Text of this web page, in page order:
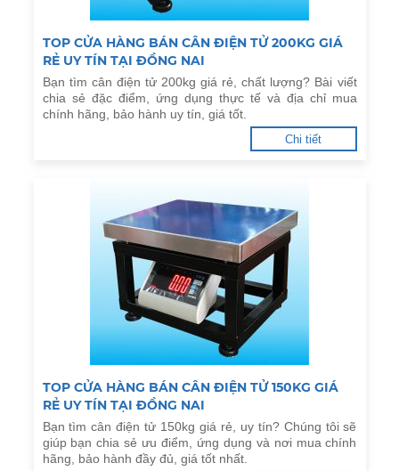
TOP CỬA HÀNG BÁN CÂN ĐIỆN TỬ 200KG GIÁ
RẺ UY TÍN TẠI ĐỒNG NAI
Bạn tìm cân điện tử 200kg giá rẻ, chất lượng? Bài viết
chia sẻ đặc điểm, ứng dụng thực tế và địa chỉ mua
chính hãng, bảo hành uy tín, giá tốt.
Chi tiết
TOP CỬA HÀNG BÁN CÂN ĐIỆN TỬ 150KG GIÁ
RẺ UY TÍN TẠI ĐỒNG NAI
Bạn tìm cân điện tử 150kg giá rẻ, uy tín? Chúng tôi sẽ
giúp bạn chia sẻ ưu điểm, ứng dụng và nơi mua chính
hãng, bảo hành đầy đủ, giá tốt nhất.